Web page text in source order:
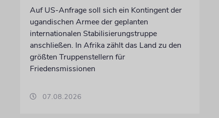
Auf US-Anfrage soll sich ein Kontingent der
ugandischen Armee der geplanten
internationalen Stabilisierungstruppe
anschließen. In Afrika zählt das Land zu den
größten Truppenstellern für
Friedensmissionen
07.08.2026